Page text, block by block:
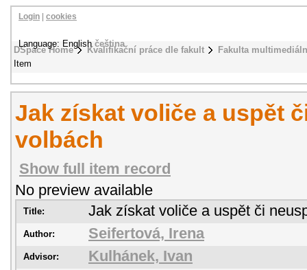
DSpace Home Kvalifikační práce dle fakult
Fakulta
Item
Login cookies
Language: Englishčeština
Jak získat voliče a uspět
volbách
Show full item record
No preview available
Title: Jak získat voliče a uspět či
Author: Seifertová, Irena
Advisor: Kulhánek, Ivan